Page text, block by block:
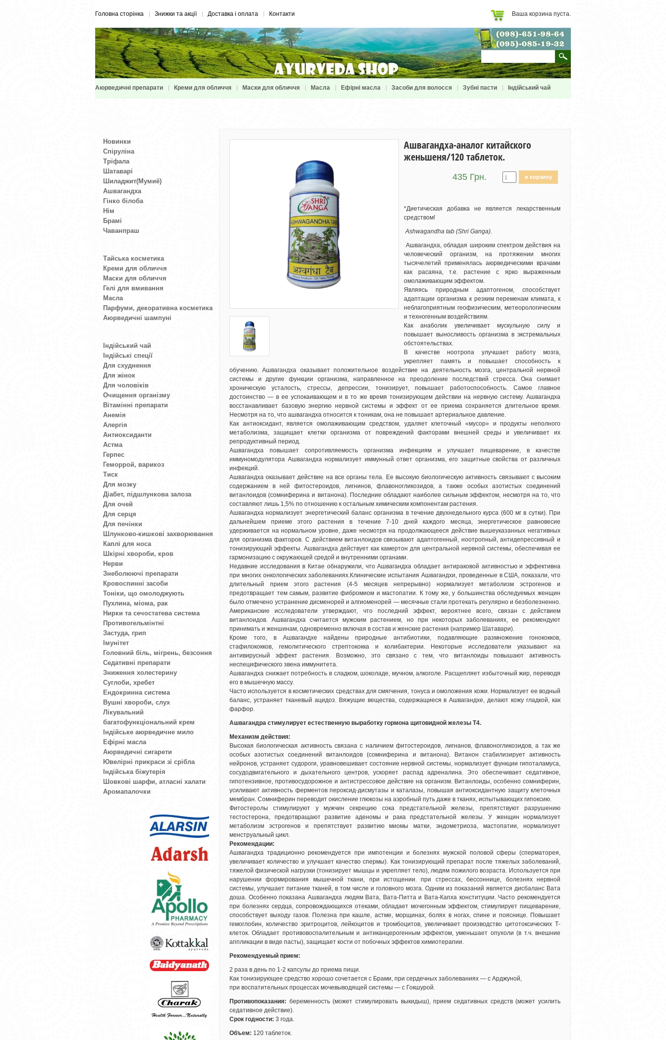
Ваша корзина пуста.
Головна сторінка Знижки та акції Доставка і оплата Контакти
Аюрведичні препарати Креми для обличчя Маски для обличчя Масла Ефірні масла Засоби для волосся Зубні пасти Індійський чай
Новинки
Спіруліна
Тріфала
Шатаварі
Шиладжит(Мумиё)
Ашвагандха
Гінко білоба
Нім
Брамі
Чаванпраш
Тайська косметика
Креми для обличчя
Маски для обличчя
Гелі для вмивання
Масла
Парфуми, декоративна косметика
Аюрведичні шампуні
Індійський чай
Індійські спеції
Для схуднення
Для жінок
Для чоловіків
Очищення організму
Вітамінні препарати
Анемія
Алергія
Антиоксиданти
Астма
Герпес
Геморрой, варикоз
Тиск
Для мозку
Діабет, підшлункова залоза
Для очей
Для серця
Для печінки
Шлунково-кишкові захворювання
Каплі для носа
Шкірні хвороби, кров
Нерви
Знеболюючі препарати
Кровоспинні засоби
Тоніки, що омолоджують
Пухлина, міома, рак
Нирки та сечостатева система
Противогельмінтні
Застуда, грип
Імунітет
Головний біль, мігрень, безсоння
Седативні препарати
Зниження холестерину
Суглоби, хребет
Ендокринна система
Вушні хвороби, слух
Лікувальний
багатофункціональний крем
Індійське аюрведичне мило
Ефірні масла
Аюрведичні сигарети
Ювелірні прикраси зі срібла
Індійська біжутерія
Шовкові шарфи, атласні халати
Аромапалочки
Ашвагандха-аналог китайского
женьшеня/120 таблеток.
435 Грн. в корзину
*Диетическая добавка не является лекарственным
средством!
Ashwagandha tab (Shri Ganga).
Ашвагандха, обладая широким спектром действия на
человеческий организм, на протяжении многих
тысячелетий применялась аюрведическими врачами
как расаяна, т.е. растение с ярко выраженным
омолаживающим эффектом.
Являясь природным адаптогеном, способствует
адаптации организма к резким переменам климата, к
неблагоприятным геофизическим, метеорологическим
и техногенным воздействиям.
Как анаболик увеличивает мускульную силу и
повышает выносливость организма в экстремальных
обстоятельствах.
В качестве ноотропа улучшает работу мозга,
укрепляет память и повышает способность к
обучению. Ашвагандха оказывает положительное воздействие на деятельность мозга, центральной нервной
системы и другие функции организма, направленное на преодоление последствий стресса. Она снимает
хроническую усталость, стрессы, депрессии, тонизирует, повышает работоспособность. Самое главное
достоинство — в ее успокаивающем и в то же время тонизирующем действии на нервную систему. Ашвагандха
восстанавливает базовую энергию нервной системы и эффект от ее приема сохраняется длительное время.
Несмотря на то, что ашвагандха относится к тоникам, она не повышает артериальное давление.
Как антиоксидант, является омолаживающим средством, удаляет клеточный «мусор» и продукты неполного
метаболизма, защищает клетки организма от повреждений факторами внешней среды и увеличивает их
репродуктивный период.
Ашвагандха повышает сопротивляемость организма инфекциям и улучшает пищеварение, в качестве
иммуномодулятора Ашвагандха нормализует иммунный ответ организма, его защитные свойства от различных
инфекций.
Ашвагандха оказывает действие на все органы тела. Ее высокую биологическую активность связывают с высоким
содержанием в ней фитостероидов, лигнинов, флавоногликозидов, а также особых азотистых соединений
витанлоидов (сомниферина и витанона). Последние обладают наиболее сильным эффектом, несмотря на то, что
составляют лишь 1,5% по отношению к остальным химическим компонентам растения.
Ашвагандха нормализует энергетический баланс организма в течение двухнедельного курса (600 мг в сутки). При
дальнейшем приеме этого растения в течение 7-10 дней каждого месяца, энергетическое равновесие
удерживается на нормальном уровне, даже несмотря на продолжающееся действие вышеуказанных негативных
для организма факторов. С действием витанлоидов связывают адаптогенный, ноотропный, антидепрессивный и
тонизирующий эффекты. Ашвагандха действует как камертон для центральной нервной системы, обеспечивая ее
гармонизацию с окружающей средой и внутренними органами.
Недавние исследования в Китае обнаружили, что Ашвагандха обладает антираковой активностью и эффективна
при многих онкологических заболеваниях.Клинические испытания Ашвагандхи, проведенные в США, показали, что
длительный прием этого растения (4-5 месяцев непрерывно) нормализует метаболизм эстрогенов и
предотвращает тем самым, развитие фибромиом и мастопатии. К тому же, у большинства обследуемых женщин
было отмечено устранение дисменорей и алгиоменорей — месячные стали протекать регулярно и безболезненно.
Американские исследователи утверждают, что последний эффект, вероятнее всего, связан с действием
витанлоидов. Ашвагандха считается мужским растением, но при некоторых заболеваниях, ее рекомендуют
принимать и женшинам, одновременно включая в состав и женские растения (например Шатавари).
Кроме того, в Ашвагандхе найдены природные антибиотики, подавляющие размножение гонококков,
стафилококков, гемолитического стрептококка и колибактерии. Некоторые исследователи указывают на
антивирусный эффект растения. Возможно, это связано с тем, что витанлоиды повышают активность
неспецифического звена иммунитета.
Ашвагандха снижает потребность в сладком, шоколаде, мучном, алкоголе. Расщепляет избыточный жир, переводя
его в мышечную массу.
Часто используется в косметических средствах для смягчения, тонуса и омоложения кожи. Нормализует ее водный
баланс, устраняет тканевый ацидоз. Вяжущие вещества, содержащиеся в Ашвагандхе, делают кожу гладкой, как
фарфор.
Ашвагандра стимулирует естественную выработку гормона щитовидной железы Т4.
Механизм действия:
Высокая биологическая активность связана с наличием фитостероидов, лигнанов, флавоногликозидов, а так же
особых азотистых соединений витанлоидов (сомниферина и витанона). Витанон стабилизирует активность
нейронов, устраняет судороги, уравновешивает состояние нервной системы, нормализует функции гипоталамуса,
сосудодвигательного и дыхательного центров, ускоряет распад адреналина. Это обеспечивает седативное,
гипотензивное, противосудорожное и антистрессовое действие на организм. Витанлоиды, особенно сомниферин,
усиливают активность ферментов пероксид-дисмутазы и каталазы, повышая антиоксидантную защиту клеточных
мембран. Сомниферин переводит окисление глюкозы на аэробный путь даже в тканях, испытывающих гипоксию.
Фитостеролы стимулируют у мужчин секрецию сока предстательной железы, препятствуют разрушению
тестостерона, предотвращают развитие аденомы и рака предстательной железы. У женщин нормализует
метаболизм эстрогенов и препятствует развитию миомы матки, эндометриоза, мастопатии, нормализует
менструальный цикл.
Рекомендации:
Ашвагандха традиционно рекомендуется при импотенции и болезнях мужской половой сферы (сперматорея,
увеличивает количество и улучшает качество спермы). Как тонизирующий препарат после тяжелых заболеваний,
тяжелой физической нагрузки (тонизирует мышцы и укрепляет тело), людям пожилого возраста. Используется при
нарушении формирования мышечной ткани, при истощении. при стрессах, бессоннице, болезнях нервной
системы, улучшает питание тканей, в том числе и головного мозга. Одним из показаний является дисбаланс Вата
доша. Особенно показана Ашвагандха людям Вата, Вата-Питта и Вата-Капха конституции. Часто рекомендуется
при болезнях сердца, сопровождающихся отеками, обладает мочегонным эффектом, стимулирует пищеварение,
способствует выходу газов. Полезна при кашле, астме, морщинах, болях в ногах, спине и пояснице. Повышает
гемоглобин, количество эритроцитов, лейкоцитов и тромбоцитов, увеличивает производство цитотоксических Т-
клеток. Обладает противовоспалительным и антиканцерогенным эффектом, уменьшает опухоли (в т.ч. внешние
аппликации в виде пасты), защищает кости от побочных эффектов химиотерапии.
Рекомендуемый прием:
2 раза в день по 1-2 капсулы до приема пищи.
Как тонизирующее средство хорошо сочетается с Брами, при сердечных заболеваниях — с Арджуной,
при воспатительных процессах мочевыводящей системы — с Гокшурой.
Противопоказания: беременность (может стимулировать выкидыш), прием седативных средств (может усилить
седативное действие).
Срок годности: 3 года.
Объем: 120 таблеток.